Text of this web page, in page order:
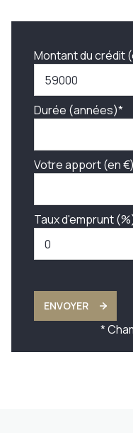
Montant du crédit
Durée (années)*
Votre apport (en
Taux d'emprunt
ENVOYER
*